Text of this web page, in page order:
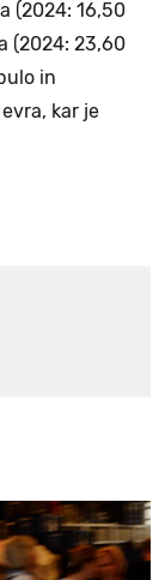
(2024: 16,50
(2024: 23,60
in
kar je